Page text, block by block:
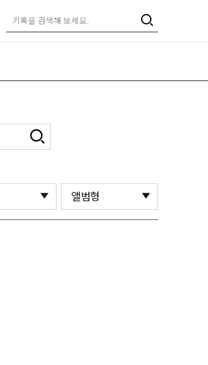
앨범형